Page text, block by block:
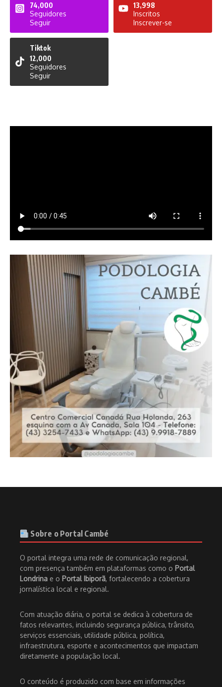
74,000
Seguidores
Seguir
13,998
Inscritos
Inscrever-se
Tiktok
12,000
Seguidores
Seguir
Sobre o Portal Cambé
O portal integra uma rede de comunicação regional,
com presença também em plataformas como o Portal
Londrina e o Portal Ibiporã, fortalecendo a cobertura
jornalística local e regional.
Com atuação diária, o portal se dedica à cobertura de
fatos relevantes, incluindo segurança pública, trânsito,
serviços essenciais, utilidade pública, política,
infraestrutura, esporte e acontecimentos que impactam
diretamente a população local.
O conteúdo é produzido com base em informações